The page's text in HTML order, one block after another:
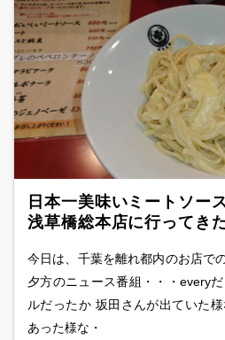
日本一美味いミートソー
浅草橋総本店に行ってき
今日は、千葉を離れ都内のお店で
夕方のニュース番組・・・every
ルだったか 坂田さんが出ていた
あった様な・